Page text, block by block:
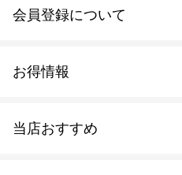
当店おすすめ
お得情報
会員登録について
会員規約について